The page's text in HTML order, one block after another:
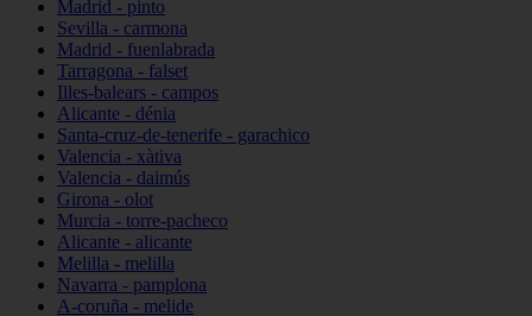
Madrid - pinto
Sevilla - carmona
Madrid - fuenlabrada
Tarragona - falset
Illes-balears - campos
Alicante - dénia
Santa-cruz-de-tenerife - garachico
Valencia - xàtiva
Valencia - daimús
Girona - olot
Murcia - torre-pacheco
Alicante - alicante
Melilla - melilla
Navarra - pamplona
A-coruña - melide